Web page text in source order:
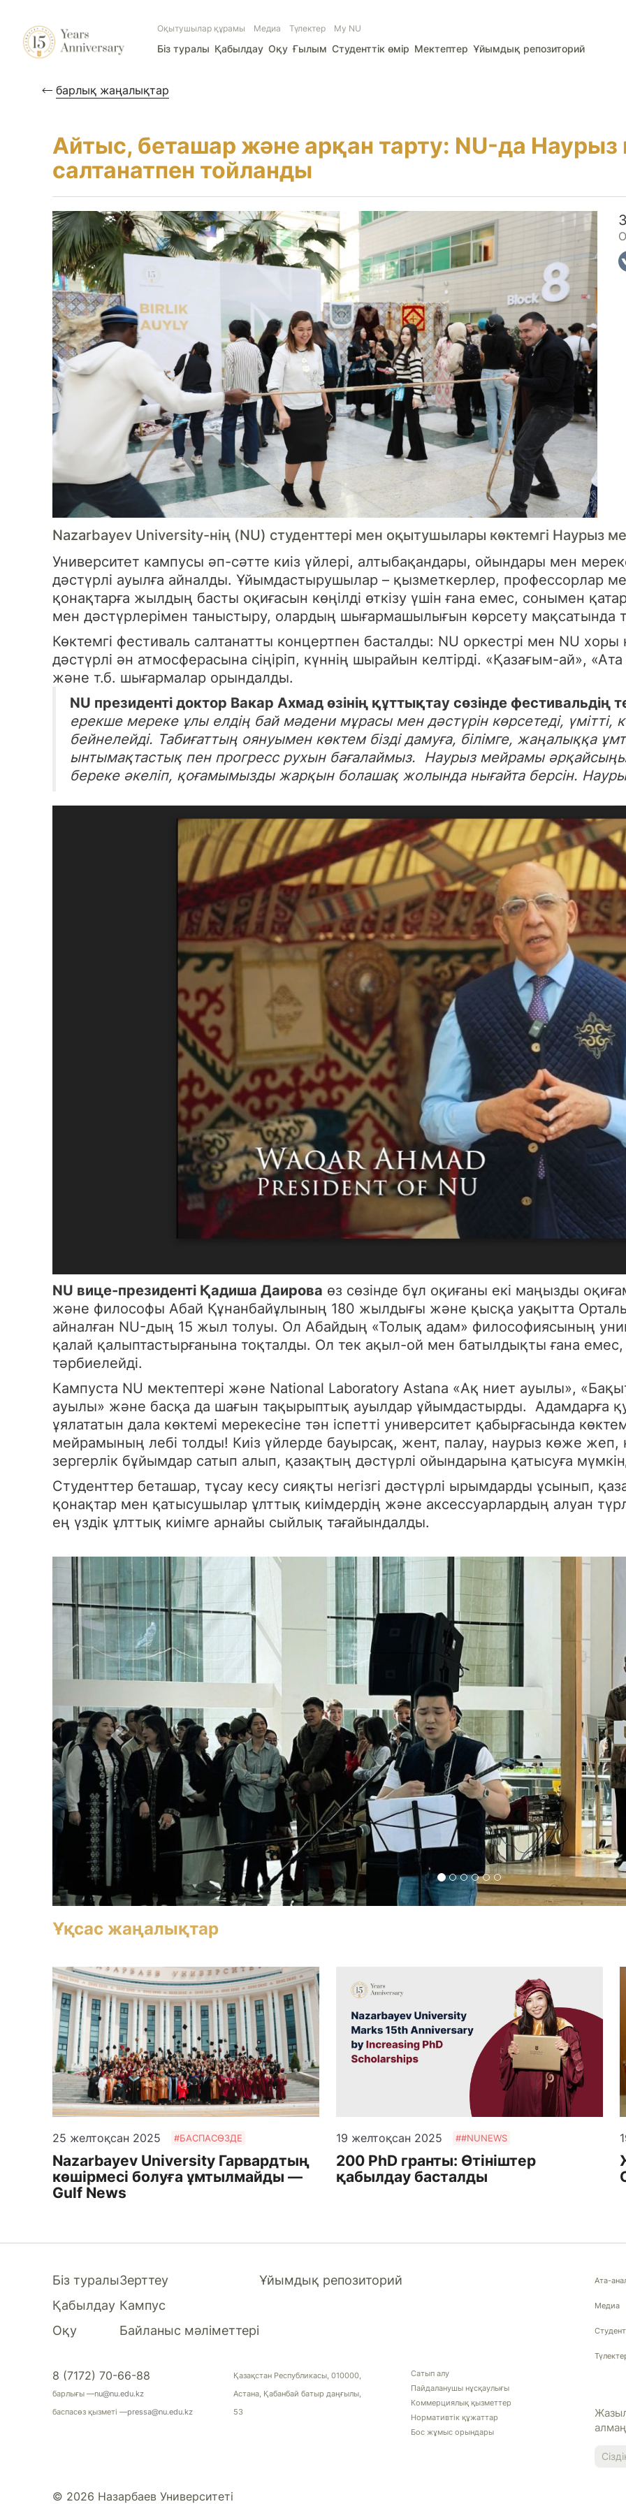
Оқытушылар құрамы Медиа Түлектер My NU
Біз туралы Қабылдау Оқу Ғылым Студенттік өмір Мектептер Ұйымдық репозиторий
барлық жаңалықтар
Айтыс, беташар және арқан тарту: NU-да
салтанатпен тойланды
Nazarbayev University-нің (NU) студенттері мен оқытушылары көктемгі Наурыз
Университет кампусы әп-сәтте киіз үйлері, алтыбақандары, ойындары мен
дәстүрлі ауылға айналды. Ұйымдастырушылар – қызметкерлер, профессорлар
қонақтарға жылдың басты оқиғасын көңілді өткізу үшін ғана емес, сонымен
мен дәстүрлерімен таныстыру, олардың шығармашылығын көрсету мақсатында
Көктемгі фестиваль салтанатты концертпен басталды: NU оркестрі мен NU
дәстүрлі ән атмосферасына сіңіріп, күннің шырайын келтірді. «Қазағым-ай»,
және т.б. шығармалар орындалды.
NU президенті доктор Вакар Ахмад өзінің құттықтау сөзінде фестивальдің
ерекше мереке ұлы елдің бай мәдени мұрасы мен дәстүрін көрсетеді, үмітті,
бейнелейді. Табиғаттың оянуымен көктем бізді дамуға, білімге, жаңалыққа
ынтымақтастық пен прогресс рухын бағалаймыз. Наурыз мейрамы
береке әкеліп, қоғамымызды жарқын болашақ жолында нығайта берсін.
NU вице-президенті Қадиша Даирова өз сөзінде бұл оқиғаны екі маңызды
және философы Абай Құнанбайұлының 180 жылдығы және қысқа уақытта
айналған NU-дың 15 жыл толуы. Ол Абайдың «Толық адам» философиясының
қалай қалыптастырғанына тоқталды. Ол тек ақыл-ой мен батылдықты ғана емес,
тәрбиелейді.
Кампуста NU мектептері және National Laboratory Astana «Ақ ниет ауылы»,
ауылы» және басқа да шағын тақырыптық ауылдар ұйымдастырды. Адамдарға
ұялататын дала көктемі мерекесіне тән іспетті университет қабырғасында
мейрамының лебі толды! Киіз үйлерде бауырсақ, жент, палау, наурыз көже жеп,
зергерлік бұйымдар сатып алып, қазақтың дәстүрлі ойындарына қатысуға
Студенттер беташар, тұсау кесу сияқты негізгі дәстүрлі ырымдарды ұсынып,
қонақтар мен қатысушылар ұлттық киімдердің және аксессуарлардың алуан
ең үздік ұлттық киімге арнайы сыйлық тағайындалды.
Previous
Ұқсас жаңалықтар
25 желтоқсан 2025 #БАСПАСӨЗДЕ
Nazarbayev University Гарвардтың
көшірмесі болуға ұмтылмайды —
Gulf News
19 желтоқсан 2025 ##NUNEWS
200 PhD гранты: Өтініштер
қабылдау басталды
Біз туралы
Қабылдау
Оқу
Зерттеу
Кампус
Байланыс мәліметтері
Ұйымдық репозиторий
8 (7172) 70-66-88
барлығы —nu@nu.edu.kz
баспасөз қызметі —pressa@nu.edu.kz
Қазақстан Республикасы, 010000,
Астана, Қабанбай батыр даңғылы,
53
Сатып алу
Пайдаланушы нұсқаулығы
Коммерциялық қызметтер
Нормативтік құжаттар
Бос жұмыс орындары
Ата-
Медиа
© 2026 Назарбаев Университеті